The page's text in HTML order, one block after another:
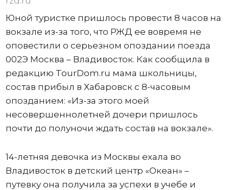
Юной туристке пришлось провести 8 часов на
вокзале из-за того, что РЖД ее вовремя не
оповестили о серьезном опоздании поезда
002Э Москва – Владивосток. Как сообщила в
редакцию TourDom.ru мама школьницы,
состав прибыл в Хабаровск с 8-часовым
опозданием: «Из-за этого моей
несовершеннолетней дочери пришлось
почти до полуночи ждать состав на вокзале».
14-летняя девочка из Москвы ехала во
Владивосток в детский центр «Океан» –
путевку она получила за успехи в учебе и